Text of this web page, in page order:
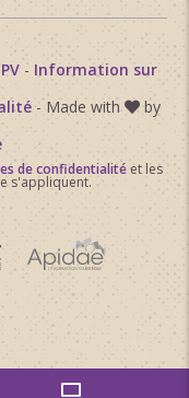
- Information sur
- Made with
by
de confidentialitéet les
s'appliquent.